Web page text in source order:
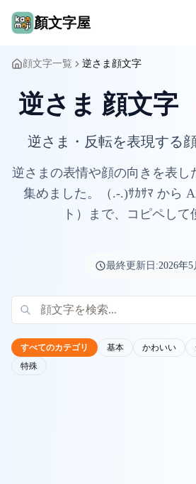
顏文字屋
顔文字一覧 逆さま顔文字
逆さま 顔文字
逆さま・反転を表現する
逆さまの表情や顔の向きを表し
集めました。（.-.)ｻｶｻﾏ から
ト）まで、コピペして
最終更新日:2026年5
すべてのカテゴリ 基本 かわいい
特殊